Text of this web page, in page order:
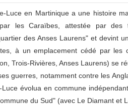
Luce en Martinique a une histoire
les Caraïbes, attestée par
des Anses Laurens" et devint
à un emplacement cédé par les
Trois-Rivières, Anses Laurens) se
guerres, notamment contre les
évolua en commune
du Sud" (avec Le Diamant et